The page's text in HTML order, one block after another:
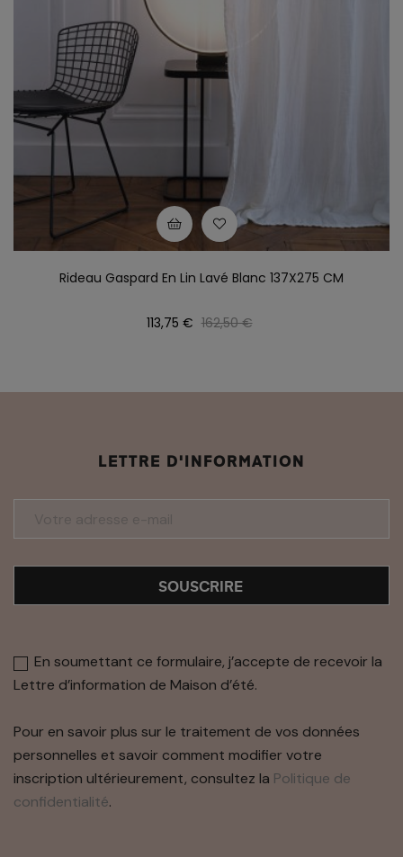
Rideau Gaspard En Lin Lavé Blanc 137X275 CM
Prix
113,75 € Prix
162,50 €
LETTRE D'INFORMATION
SOUSCRIRE
En soumettant ce formulaire, j’accepte de recevoir la
Lettre d’information de Maison d’été.
Pour en savoir plus sur le traitement de vos données
personnelles et savoir comment modifier votre
inscription ultérieurement, consultez la Politique de
confidentialité.